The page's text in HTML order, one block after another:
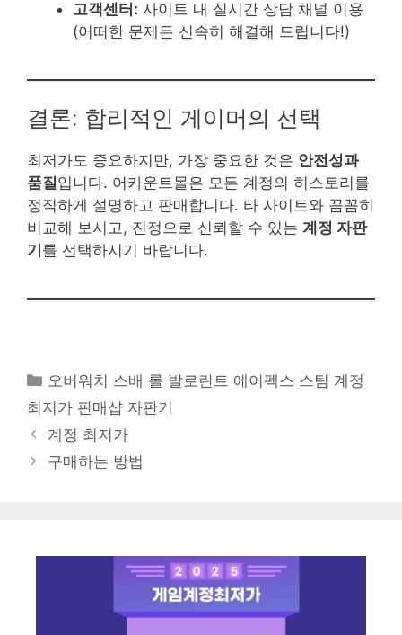
고객센터: 사이트 내 실시간 상담 채널 이용
(어떠한 문제든 신속히 해결해 드립니다!)
결론: 합리적인 게이머의 선택
최저가도 중요하지만, 가장 중요한 것은 안전성과
품질입니다. 어카운트몰은 모든 계정의 히스토리를
정직하게 설명하고 판매합니다. 타 사이트와 꼼꼼히
비교해 보시고, 진정으로 신뢰할 수 있는 계정 자판
기 를 선택하시기 바랍니다.
카
테
리
오버워치 스배 롤 발로란트 에이펙스 스팀 계정
최저가 판매샵 자판기
계정 최저가
구매하는 방법